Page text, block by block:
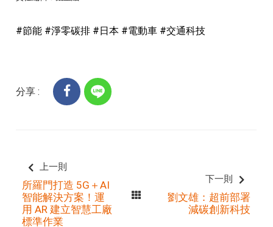
#節能 #淨零碳排 #日本 #電動車 #交通科技
分享 :
上一則
所羅門打造 5G＋AI
智能解決方案！運
用 AR 建立智慧工廠
標準作業
下一則
劉文雄：超前部署
減碳創新科技